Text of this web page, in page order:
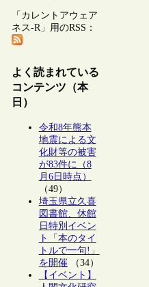
「カレントアウェア
ネス-R」用のRSS：
よく読まれている
コンテンツ（本
日）
令和8年熊本
地震による文
化財等の被害
が83件に（8
月6日時点）
（49）
埼玉県立久喜
図書館、休館
日特別イベン
ト「本のタイ
トルで一句!」
を開催（34）
【イベント】